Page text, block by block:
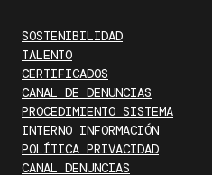
SOSTENIBILIDAD
TALENTO
CERTIFICADOS
CANAL DE DENUNCIAS
PROCEDIMIENTO SISTEMA
INTERNO INFORMACIÓN
POLÍTICA PRIVACIDAD
CANAL DENUNCIAS